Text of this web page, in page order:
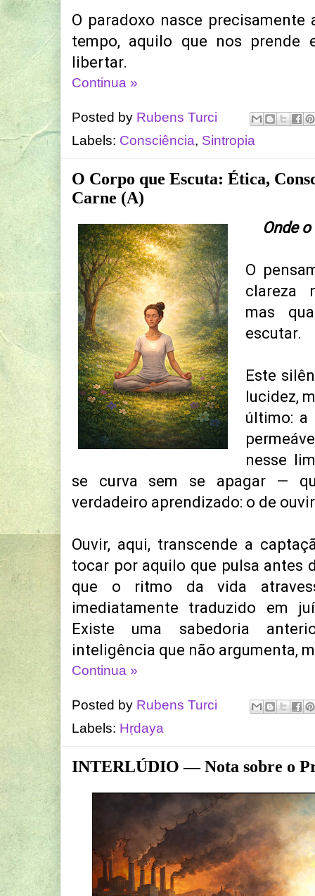
O paradoxo nasce precisamente
tempo, aquilo que nos prende
libertar.
Continua »
Posted by Rubens Turci
Labels: Consciência, Sintropia
O Corpo que Escuta: Ética,
Carne (A)
Onde
O
clareza
mas
escutar.
Este
lucidez,
último: a
nesse
se curva sem se apagar —
verdadeiro aprendizado: o de
Ouvir, aqui, transcende a
tocar por aquilo que pulsa antes
que o ritmo da vida
imediatamente traduzido em
Existe uma sabedoria
inteligência que não argumenta,
Continua »
Posted by Rubens Turci
Labels: Hṛdaya
INTERLÚDIO — Nota sobre o